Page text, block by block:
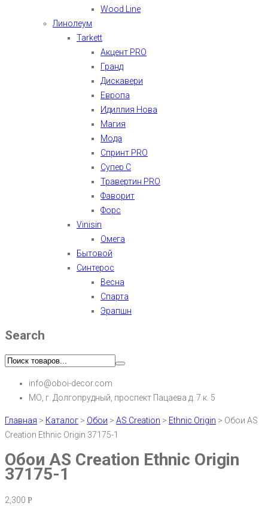
Wood Line
Линолеум
Tarkett
Акцент PRO
Гранд
Дискавери
Европа
Идиллия Нова
Магия
Мода
Спринт PRO
Супер С
Травертин PRO
Фаворит
Форс
Vinisin
Омега
Бытовой
Синтерос
Весна
Спарта
Эрапшн
Search
info@oboi-decor.com
МО, г. Долгопрудный, проспект Пацаева д. 7 к. 5
Главная > Каталог > Обои > AS Creation > Ethnic Origin > Обои AS
Creation Ethnic Origin 37175-1
Обои AS Creation Ethnic Origin
37175-1
2,300 Р